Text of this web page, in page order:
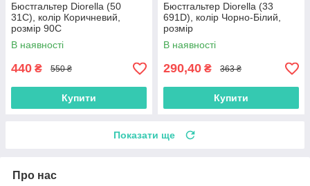
Бюстгальтер Diorella (50
31C), колір Коричневий,
розмір 90C
В наявності
440 ₴ 550 ₴
Купити
Бюстгальтер Diorella (33
691D), колір Чорно-Білий,
розмір
В наявності
290,40 ₴ 363 ₴
Купити
Показати ще
Про нас